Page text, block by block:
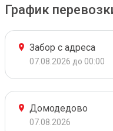
График
Забор с адреса
07.08.2026 до 00:00
Домодедово
07.08.2026